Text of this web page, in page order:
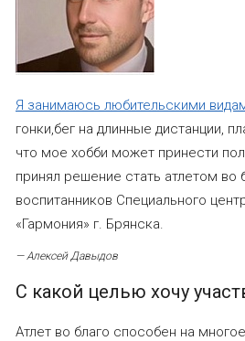
Я занимаюсь любительскими
гонки,бег на длинные дистанции,
что мое хобби может принести
принял решение стать атлетом во
воспитанников Специального
«Гармония» г. Брянска.
— Алексей Давыдов
С какой целью хочу
Атлет во благо способен на